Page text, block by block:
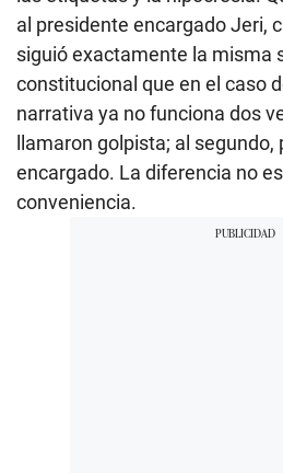
al presidente encargado Jeri,
siguió exactamente la misma
constitucional que en el caso
narrativa ya no funciona dos
llamaron golpista; al segundo,
encargado. La diferencia no
conveniencia.